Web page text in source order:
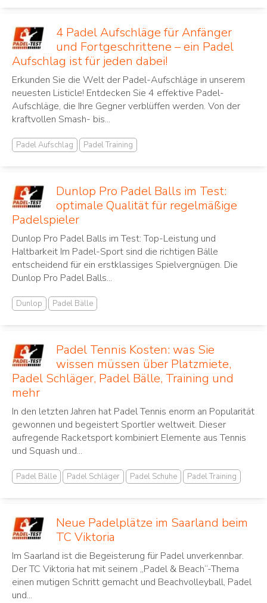
4 Padel Aufschläge für Anfänger
und Fortgeschrittene – ein Padel
Aufschlag ist für jeden dabei!
Erkunden Sie die Welt der Padel-Aufschläge in unserem
neuesten Listicle! Entdecken Sie 4 effektive Padel-
Aufschläge, die Ihre Gegner verblüffen werden. Von der
kraftvollen Smash- bis...
Padel Aufschlag Padel Training
Dunlop Pro Padel Balls im Test:
optimale Qualität für regelmäßige
Padelspieler
Dunlop Pro Padel Balls im Test: Top-Leistung und
Haltbarkeit Im Padel-Sport sind die richtigen Bälle
entscheidend für ein erstklassiges Spielvergnügen. Die
Dunlop Pro Padel Balls...
Dunlop Padel Bälle
Padel Tennis Kosten: was Sie
wissen müssen über Platzmiete,
Padel Schläger, Padel Bälle, Training und
mehr
In den letzten Jahren hat Padel Tennis ‌enorm an Popularität⁢
gewonnen und begeistert Sportler ⁤weltweit. Dieser⁤
aufregende Racketsport ⁣kombiniert Elemente aus Tennis
und Squash und...
Padel Bälle Padel Schläger Padel Schuhe Padel Training
Neue Padelplätze im Saarland beim
TC Viktoria
Im Saarland ist die Begeisterung für Padel unverkennbar.
Der TC Viktoria hat mit seinem „Padel & Beach“-Thema
einen mutigen Schritt gemacht und Beachvolleyball, Padel
und...